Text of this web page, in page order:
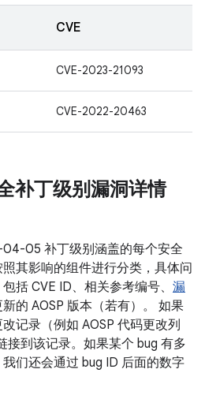
CVE
CVE-2023-21093
CVE-2022-20463
补丁级别漏洞详情
05 补丁级别涵盖的每个安全
其影响的组件进行分类，具体问
括 CVE ID、相关参考编号、 漏
的 AOSP 版本（若有）。 如果
记录（例如 AOSP 代码更改列
接到该记录。如果某个 bug 有多
们还会通过 bug ID 后面的数字